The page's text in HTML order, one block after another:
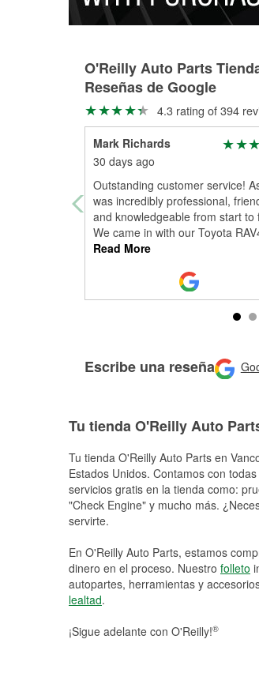
O'Reilly Auto Parts
Reseñas de Google
4.3 rating of 394
Mark Richards
30 days ago
Outstanding customer service!
was incredibly professional,
and knowledgeable from start to
We came in with our Toyota
Read More
Escribe una reseña
Tu tienda O'Reilly Auto
Tu tienda O'Reilly Auto Parts en
Estados Unidos. Contamos con
servicios gratis en la tienda como:
"Check Engine" y mucho más.
servirte.
En O'Reilly Auto Parts, estamos
dinero en el proceso. Nuestro folleto
autopartes, herramientas y
lealtad.
¡Sigue adelante con O'Reilly!®